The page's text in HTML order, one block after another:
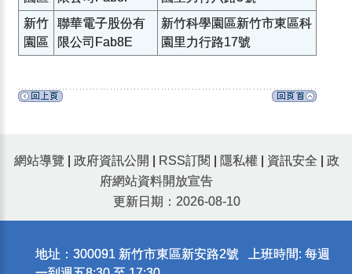
新竹
園區
聯華電子股份有
限公司Fab8E
新竹科學園區新竹市東區科
園里力行路17號
網站導覽 政府資訊公開 RSS訂閱 隱私權 資訊安全
政
府網站資料開放宣告
更新日期：2026-08-10
地址：300091 新竹市東區新安路2號 上班時間: 每週